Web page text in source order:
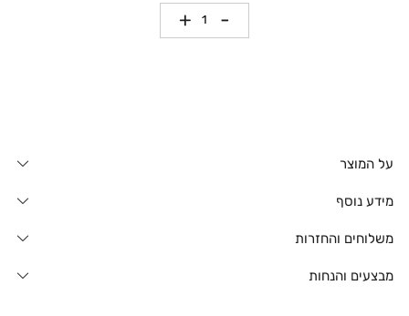
כמות
על המוצר
מידע נוסף
משלוחים והחזרות
מבצעים והנחות